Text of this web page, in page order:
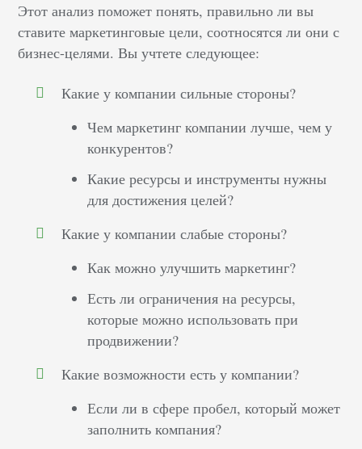
Этот анализ поможет понять, правильно ли вы
ставите маркетинговые цели, соотносятся ли они с
бизнес-целями. Вы учтете следующее:
Какие у компании сильные стороны?
Чем маркетинг компании лучше, чем у
конкурентов?
Какие ресурсы и инструменты нужны
для достижения целей?
Какие у компании слабые стороны?
Как можно улучшить маркетинг?
Есть ли ограничения на ресурсы,
которые можно использовать при
продвижении?
Какие возможности есть у компании?
Если ли в сфере пробел, который может
заполнить компания?